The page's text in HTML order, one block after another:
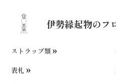
伊勢縁起物のフ
ストラップ類
表札